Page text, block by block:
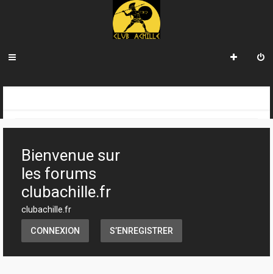
Bienvenue sur
les forums
clubachille.fr
clubachille.fr
CONNEXION S’ENREGISTRER